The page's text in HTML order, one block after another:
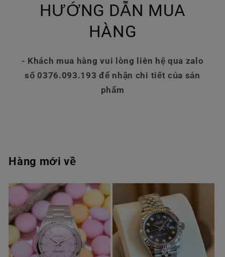
HƯỚNG DẪN MUA
HÀNG
- Khách mua hàng vui lòng liên hệ qua zalo
số 0376.093.193 để nhận chi tiết của sản
phẩm
Hàng mới về